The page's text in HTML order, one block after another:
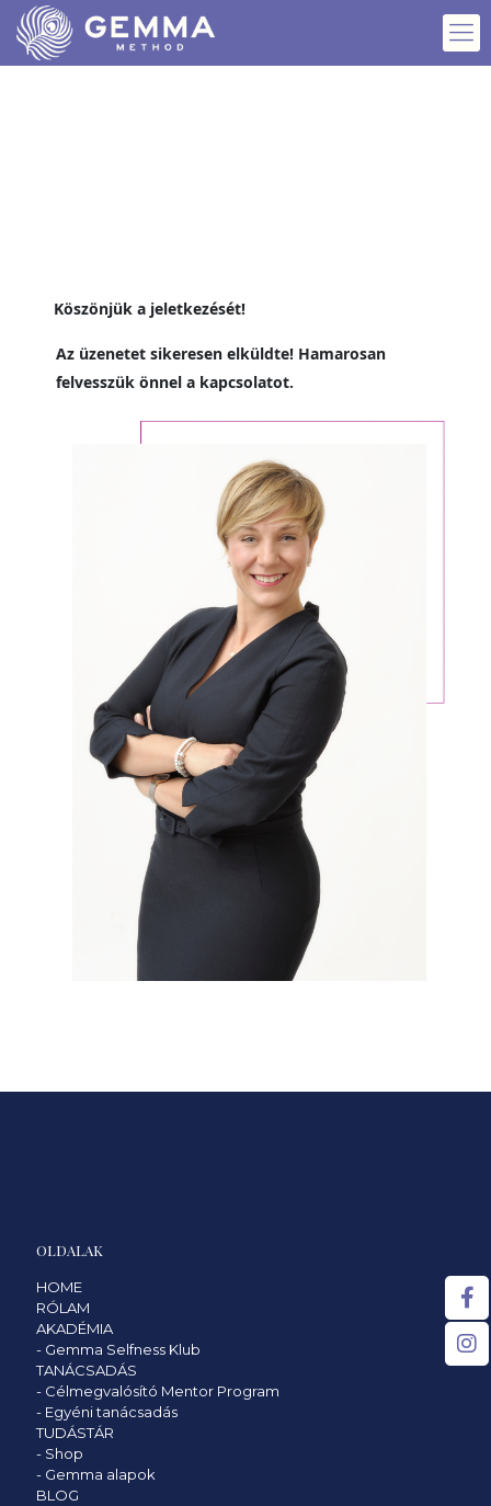
Köszönjük a jeletkezését!
Az üzenetet sikeresen elküldte! Hamarosan
felvesszük önnel a kapcsolatot.
OLDALAK
HOME
RÓLAM
AKADÉMIA
- Gemma Selfness Klub
TANÁCSADÁS
- Célmegvalósító Mentor Program
- Egyéni tanácsadás
TUDÁSTÁR
- Shop
- Gemma alapok
BLOG